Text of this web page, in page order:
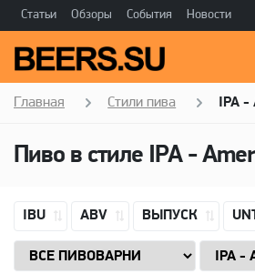
Статьи Обзоры События Новости
Главная Стили пива IPA -
Пиво в стиле IPA -
IBU ABV ВЫПУСК